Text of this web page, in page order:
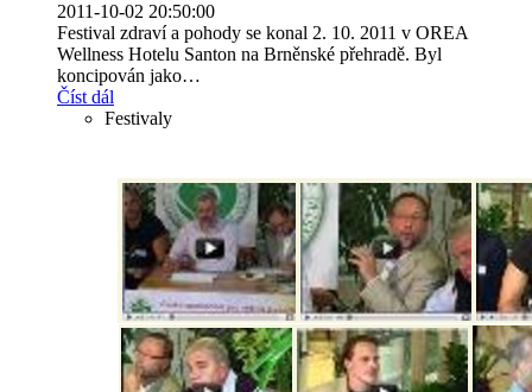
2011-10-02 20:50:00
Festival zdraví a pohody se konal 2. 10. 2011 v OREA
Wellness Hotelu Santon na Brněnské přehradě. Byl
koncipován jako…
Číst dál
Festivaly